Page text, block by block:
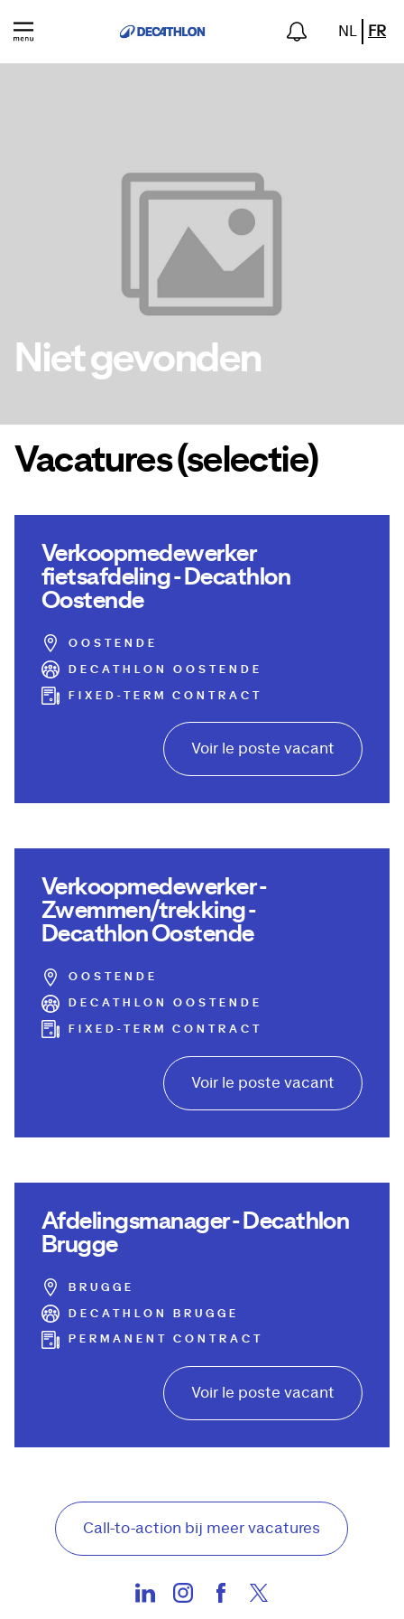
NL FR
Niet gevonden
Vacatures (selectie)
Verkoopmedewerker
fietsafdeling - Decathlon
Oostende
OOSTENDE
DECATHLON OOSTENDE
FIXED-TERM CONTRACT
Voir le poste vacant
Verkoopmedewerker -
Zwemmen/trekking -
Decathlon Oostende
OOSTENDE
DECATHLON OOSTENDE
FIXED-TERM CONTRACT
Voir le poste vacant
Afdelingsmanager - Decathlon
Brugge
BRUGGE
DECATHLON BRUGGE
PERMANENT CONTRACT
Voir le poste vacant
Call-to-action bij meer vacatures